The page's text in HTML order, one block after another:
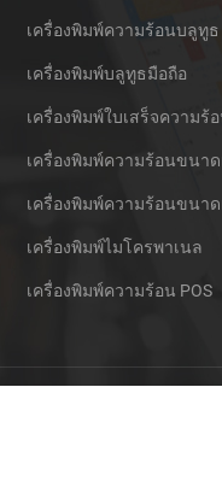
เครื่องพิมพ์ความร้อนบลูทูธ
เครื่องพิมพ์บลูทูธมือถือ
เครื่องพิมพ์ความร้อนขนาด
เครื่องพิมพ์ความร้อนขนาด
เครื่องพิมพ์ไมโครพาเนล
เครื่องพิมพ์ความร้อน POS